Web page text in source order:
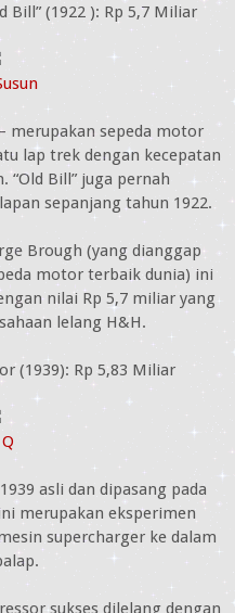
Bill” (1922 ): Rp 5,7 Miliar
merupakan sepeda motor
lap trek dengan kecepatan
“Old Bill” juga pernah
sepanjang tahun 1922.
Brough (yang dianggap
motor terbaik dunia) ini
nilai Rp 5,7 miliar yang
lelang H&H.
(1939): Rp 5,83 Miliar
asli dan dipasang pada
merupakan eksperimen
supercharger ke dalam
sukses dilelang dengan